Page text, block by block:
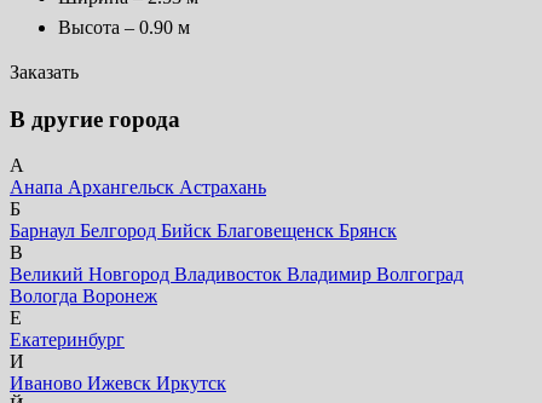
Высота – 0.90 м
Заказать
В другие города
А
Анапа Архангельск Астрахань
Б
Барнаул Белгород Бийск Благовещенск Брянск
В
Великий Новгород Владивосток Владимир Волгоград
Вологда Воронеж
Е
Екатеринбург
И
Иваново Ижевск Иркутск